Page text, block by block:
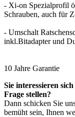
- Xi-on Spezialprofil
Schrauben, auch für
- Umschalt
inkl.Bitadapter und
10 Jahre Garantie
Sie interessieren
Frage stellen?
Dann schicken Sie
bemüht sein, Ihnen